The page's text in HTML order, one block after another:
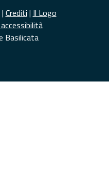
| Crediti | Il Logo
Basilicata